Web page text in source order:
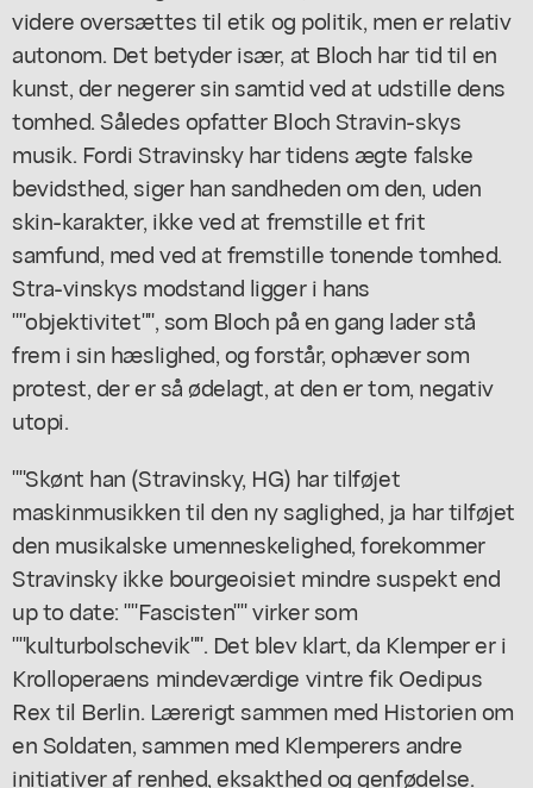
videre oversættes til etik og politik, men er relativ
autonom. Det betyder især, at Bloch har tid til en
kunst, der negerer sin samtid ved at udstille dens
tomhed. Således opfatter Bloch Stravin-skys
musik. Fordi Stravinsky har tidens ægte falske
bevidsthed, siger han sandheden om den, uden
skin-karakter, ikke ved at fremstille et frit
samfund, med ved at fremstille tonende tomhed.
Stra-vinskys modstand ligger i hans
""objektivitet"", som Bloch på en gang lader stå
frem i sin hæslighed, og forstår, ophæver som
protest, der er så ødelagt, at den er tom, negativ
utopi.
""Skønt han (Stravinsky, HG) har tilføjet
maskinmusikken til den ny saglighed, ja har tilføjet
den musikalske umenneskelighed, forekommer
Stravinsky ikke bourgeoisiet mindre suspekt end
up to date: ""Fascisten"" virker som
""kulturbolschevik"". Det blev klart, da Klemper er i
Krolloperaens mindeværdige vintre fik Oedipus
Rex til Berlin. Lærerigt sammen med Historien om
en Soldaten, sammen med Klemperers andre
initiativer af renhed, eksakthed og genfødelse.